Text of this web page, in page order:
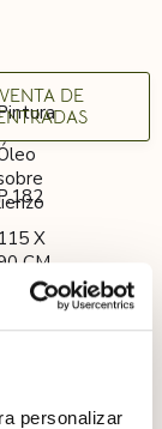
personalizar
VENTA DE
115 X
CM